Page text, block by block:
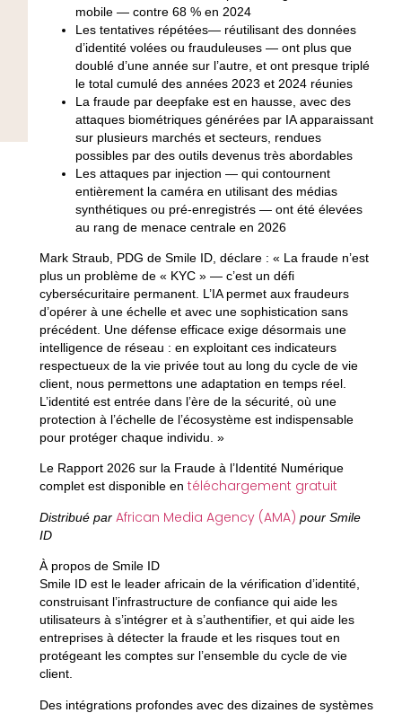
mobile — contre 68 % en 2024
Les tentatives répétées— réutilisant des données
d’identité volées ou frauduleuses — ont plus que
doublé d’une année sur l’autre, et ont presque triplé
le total cumulé des années 2023 et 2024 réunies
La fraude par deepfake est en hausse, avec des
attaques biométriques générées par IA apparaissant
sur plusieurs marchés et secteurs, rendues
possibles par des outils devenus très abordables
Les attaques par injection — qui contournent
entièrement la caméra en utilisant des médias
synthétiques ou pré-enregistrés — ont été élevées
au rang de menace centrale en 2026
Mark Straub, PDG de Smile ID, déclare : « La fraude n’est
plus un problème de « KYC » — c’est un défi
cybersécuritaire permanent. L’IA permet aux fraudeurs
d’opérer à une échelle et avec une sophistication sans
précédent. Une défense efficace exige désormais une
intelligence de réseau : en exploitant ces indicateurs
respectueux de la vie privée tout au long du cycle de vie
client, nous permettons une adaptation en temps réel.
L’identité est entrée dans l’ère de la sécurité, où une
protection à l’échelle de l’écosystème est indispensable
pour protéger chaque individu. »
Le Rapport 2026 sur la Fraude à l’Identité Numérique
complet est disponible en téléchargement gratuit
Distribué par African Media Agency (AMA) pour Smile
ID
À propos de Smile ID
Smile ID est le leader africain de la vérification d’identité,
construisant l’infrastructure de confiance qui aide les
utilisateurs à s’intégrer et à s’authentifier, et qui aide les
entreprises à détecter la fraude et les risques tout en
protégeant les comptes sur l’ensemble du cycle de vie
client.
Des intégrations profondes avec des dizaines de systèmes